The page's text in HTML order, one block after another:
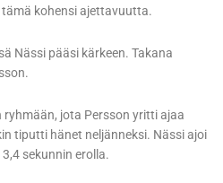
kohensi ajettavuutta.
Nässi pääsi kärkeen. Takana
ryhmään, jota Persson yritti ajaa
tiputti hänet neljänneksi. Nässi ajoi
sekunnin erolla.